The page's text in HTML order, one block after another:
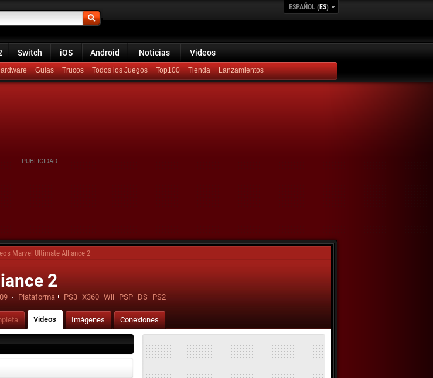
ESPAÑOL (ES)
Switch iOS Android Noticias Videos
Guías Trucos Todos los Juegos Top100 Lanzamientos
Marvel Ultimate Alliance 2
2
· Plataforma PS3 X360 Wii PSP DS PS2
Videos Imágenes Conexiones